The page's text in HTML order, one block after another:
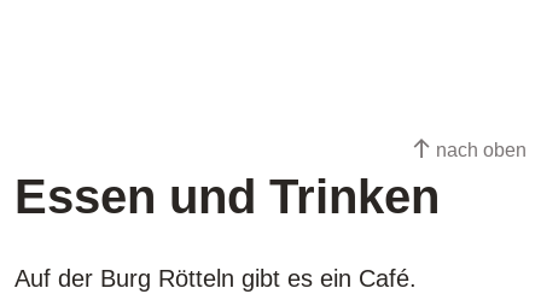
nach oben
Essen und Trinken
Auf der Burg Rötteln gibt es ein Café.